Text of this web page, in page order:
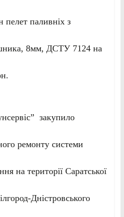
пелет паливніх з
8мм, ДСТУ 7124 на
закупило
ремонту системи
на території Саратської
Дністровського